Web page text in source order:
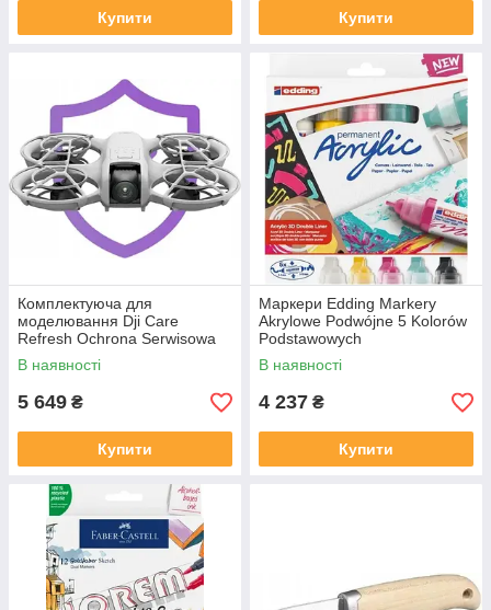
Купити Купити
Комплектуюча для
моделювання Dji Care
Refresh Ochrona Serwisowa
Do Dji Neo Karta Z Kodem
Dwuletni Plan
В наявності
5 649 ₴
Купити
Маркери Edding Markery
Akrylowe Podwójne 5 Kolorów
Podstawowych
В наявності
4 237 ₴
Купити